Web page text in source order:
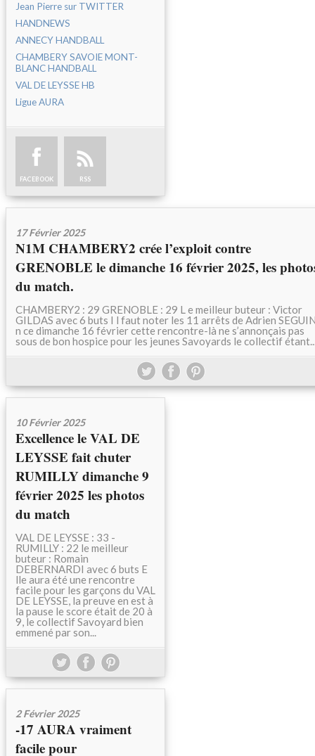
Jean Pierre sur TWITTER
HANDNEWS
ANNECY HANDBALL
CHAMBERY SAVOIE MONT-
BLANC HANDBALL
VAL DE LEYSSE HB
Ligue AURA
FACEBOOK RSS
17 Février 2025
N1M CHAMBERY2 crée l’exploit contre
GRENOBLE le dimanche 16 février 2025, les
du match.
CHAMBERY2 : 29 GRENOBLE : 29 L e meilleur buteur : Victor
GILDAS avec 6 buts I l faut noter les 11 arrêts de Adrien
n ce dimanche 16 février cette rencontre-là ne s’annonçais pas
sous de bon hospice pour les jeunes Savoyards le collectif
10 Février 2025
Excellence le VAL DE
LEYSSE fait chuter
RUMILLY dimanche 9
février 2025 les photos
du match
VAL DE LEYSSE : 33 -
RUMILLY : 22 le meilleur
buteur : Romain
DEBERNARDI avec 6 buts E
lle aura été une rencontre
facile pour les garçons du VAL
DE LEYSSE, la preuve en est à
la pause le score était de 20 à
9, le collectif Savoyard bien
emmené par son...
2 Février 2025
-17 AURA vraiment
facile pour